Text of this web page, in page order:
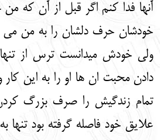
آنها فدا کنم اگر قبل از آن که
خودشان حرف دلشان را به من می
ولی خودش میدانست ترس از
دادن محبت ان ها او را به این کار
تمام زندگیش را صرف بزرگ کردن
علایق خود فاصله گرفته بود تنها